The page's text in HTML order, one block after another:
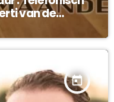
van de
today